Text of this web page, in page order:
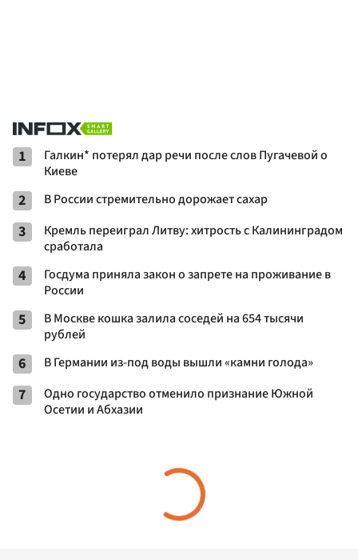
1
Галкин* потерял дар речи после слов Пугачевой о
Киеве
2 В России стремительно дорожает сахар
3
Кремль переиграл Литву: хитрость с Калининградом
сработала
4
Госдума приняла закон о запрете на проживание в
России
5
В Москве кошка залила соседей на 654 тысячи
рублей
6 В Германии из-под воды вышли «камни голода»
7
Одно государство отменило признание Южной
Осетии и Абхазии